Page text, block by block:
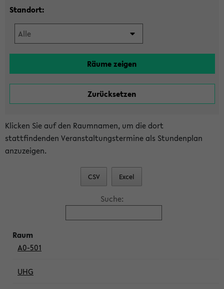
Standort:
Klicken Sie auf den Raumnamen, um die dort
stattfindenden Veranstaltungstermine als Stundenplan
anzuzeigen.
CSV Excel
Suche:
A0-501
UHG